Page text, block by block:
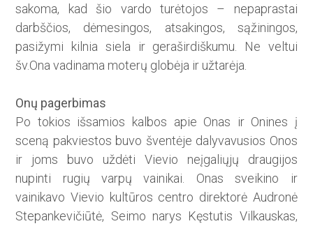
sakoma, kad šio vardo turėtojos – nepaprastai
darbščios, dėmesingos, atsakingos, sąžiningos,
pasižymi kilnia siela ir geraširdiškumu. Ne veltui
šv.Ona vadinama moterų globėja ir užtarėja.
Onų pagerbimas
Po tokios išsamios kalbos apie Onas ir Onines į
sceną pakviestos buvo šventėje dalyvavusios Onos
ir joms buvo uždėti Vievio neįgaliųjų draugijos
nupinti rugių varpų vainikai. Onas sveikino ir
vainikavo Vievio kultūros centro direktorė Audronė
Stepankevičiūtė, Seimo narys Kęstutis Vilkauskas,